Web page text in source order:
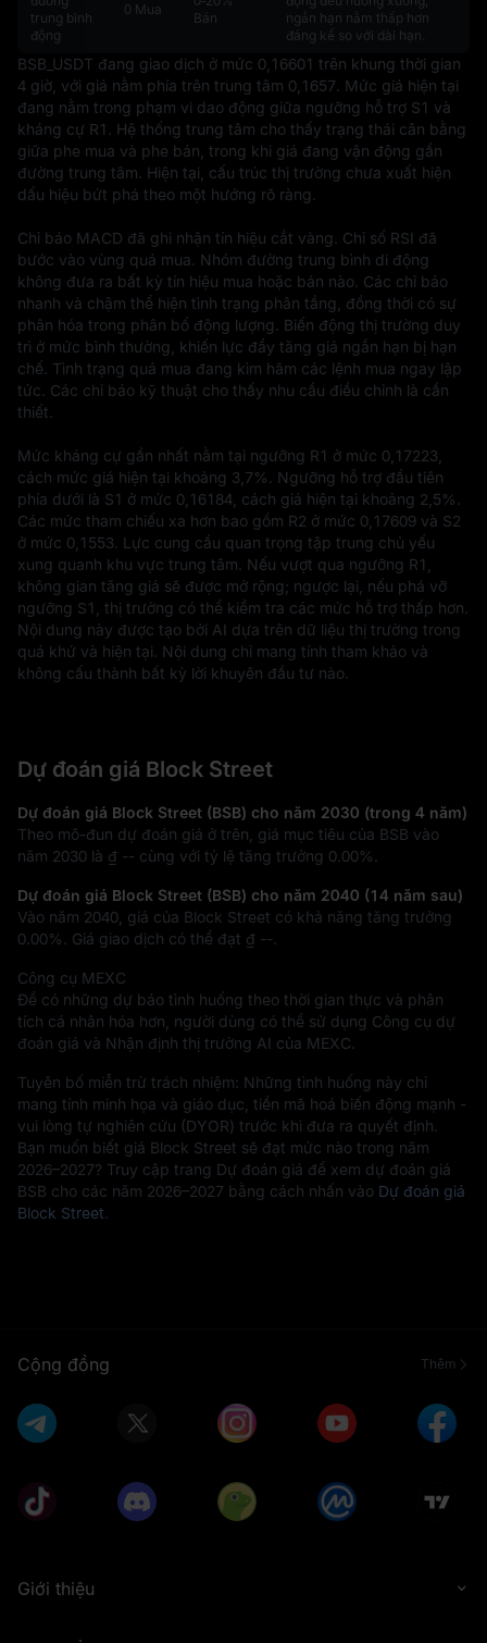
trung bình
động
0 Mua
Bán
ngắn hạn nằm thấp hơn
đáng kể so với dài hạn.
BSB_USDT đang giao dịch ở mức 0,16601 trên khung thời gian
4 giờ, với giá nằm phía trên trung tâm 0,1657. Mức giá hiện tại
đang nằm trong phạm vi dao động giữa ngưỡng hỗ trợ S1 và
kháng cự R1. Hệ thống trung tâm cho thấy trạng thái cân bằng
giữa phe mua và phe bán, trong khi giá đang vận động gần
đường trung tâm. Hiện tại, cấu trúc thị trường chưa xuất hiện
dấu hiệu bứt phá theo một hướng rõ ràng.
Chỉ báo MACD đã ghi nhận tín hiệu cắt vàng. Chỉ số RSI đã
bước vào vùng quá mua. Nhóm đường trung bình di động
không đưa ra bất kỳ tín hiệu mua hoặc bán nào. Các chỉ báo
nhanh và chậm thể hiện tình trạng phân tầng, đồng thời có sự
phân hóa trong phân bố động lượng. Biến động thị trường duy
trì ở mức bình thường, khiến lực đẩy tăng giá ngắn hạn bị hạn
chế. Tình trạng quá mua đang kìm hãm các lệnh mua ngay lập
tức. Các chỉ báo kỹ thuật cho thấy nhu cầu điều chỉnh là cần
thiết.
Mức kháng cự gần nhất nằm tại ngưỡng R1 ở mức 0,17223,
cách mức giá hiện tại khoảng 3,7%. Ngưỡng hỗ trợ đầu tiên
phía dưới là S1 ở mức 0,16184, cách giá hiện tại khoảng 2,5%.
Các mức tham chiếu xa hơn bao gồm R2 ở mức 0,17609 và S2
ở mức 0,1553. Lực cung cầu quan trọng tập trung chủ yếu
xung quanh khu vực trung tâm. Nếu vượt qua ngưỡng R1,
không gian tăng giá sẽ được mở rộng; ngược lại, nếu phá vỡ
ngưỡng S1, thị trường có thể kiểm tra các mức hỗ trợ thấp hơn.
Nội dung này được tạo bởi AI dựa trên dữ liệu thị trường trong
quá khứ và hiện tại. Nội dung chỉ mang tính tham khảo và
không cấu thành bất kỳ lời khuyên đầu tư nào.
Dự đoán giá Block Street
Dự đoán giá Block Street (BSB) cho năm 2030 (trong 4 năm)
Theo mô-đun dự đoán giá ở trên, giá mục tiêu của BSB vào
năm 2030 là ₫ -- cùng với tỷ lệ tăng trưởng 0.00%
Dự đoán giá Block Street (BSB) cho năm 2040 (14 năm sau)
Vào năm 2040, giá của Block Street có khả năng tăng trưởng
0.00%
. Giá giao dịch có thể đạt ₫ --
Công cụ MEXC
Để có những dự báo tình huống theo thời gian thực và phân
tích cá nhân hóa hơn, người dùng có thể sử dụng Công cụ dự
đoán giá và Nhận định thị trường AI của MEXC.
Tuyên bố miễn trừ trách nhiệm: Những tình huống này chỉ
mang tính minh họa và giáo dục, tiền mã hoá biến động mạnh -
vui lòng tự nghiên cứu (DYOR) trước khi đưa ra quyết định.
Bạn muốn biết giá Block Street sẽ đạt mức nào trong năm
2026–2027? Truy cập trang Dự đoán giá để xem dự đoán giá
BSB cho các năm 2026–2027 bằng cách nhấn vào Dự đoán giá
Block Street
Cộng đồng Thêm
Giới thiệu